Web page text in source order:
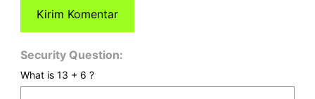
Security Question:
What is 13 + 6 ?